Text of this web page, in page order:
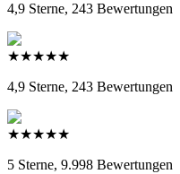
4,9 Sterne, 243 Bewertungen
★★★★★
4,9 Sterne, 243 Bewertungen
★★★★★
5 Sterne, 9.998 Bewertungen